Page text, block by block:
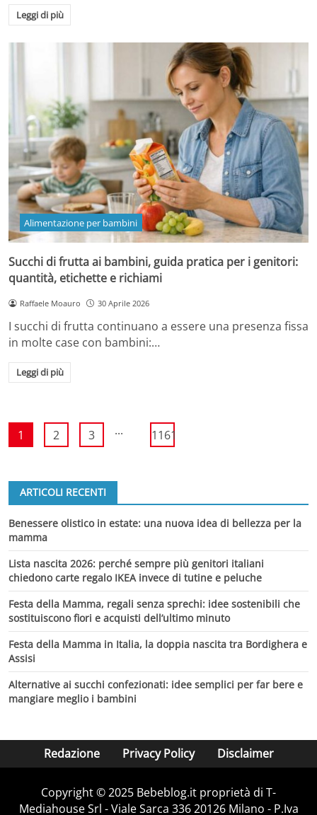
Leggi di più
Alimentazione per bambini
Succhi di frutta ai bambini, guida pratica per i genitori:
quantità, etichette e richiami
Raffaele Moauro 30 Aprile 2026
I succhi di frutta continuano a essere una presenza fissa
in molte case con bambini:…
Leggi di più
1 2 3 ... 1161
ARTICOLI RECENTI
Benessere olistico in estate: una nuova idea di bellezza per la
mamma
Lista nascita 2026: perché sempre più genitori italiani
chiedono carte regalo IKEA invece di tutine e peluche
Festa della Mamma, regali senza sprechi: idee sostenibili che
sostituiscono fiori e acquisti dell’ultimo minuto
Festa della Mamma in Italia, la doppia nascita tra Bordighera e
Assisi
Alternative ai succhi confezionati: idee semplici per far bere e
mangiare meglio i bambini
Redazione Privacy Policy Disclaimer
Copyright © 2025 Bebeblog.it proprietà di T-
Mediahouse Srl - Viale Sarca 336 20126 Milano - P.Iva